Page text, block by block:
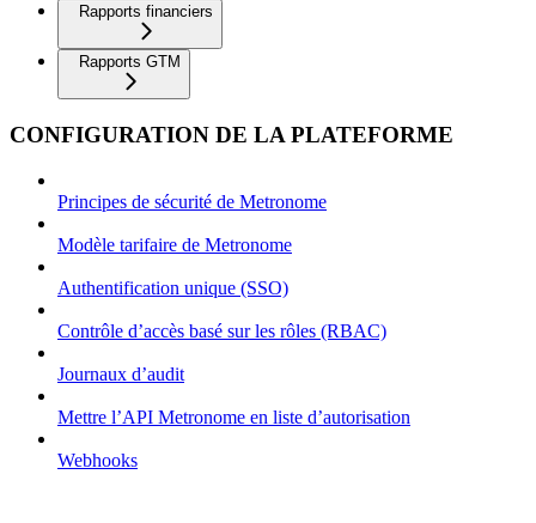
Rapports financiers
Rapports GTM
CONFIGURATION DE LA PLATEFORME
Principes de sécurité de Metronome
Modèle tarifaire de Metronome
Authentification unique (SSO)
Contrôle d’accès basé sur les rôles (RBAC)
Journaux d’audit
Mettre l’API Metronome en liste d’autorisation
Webhooks